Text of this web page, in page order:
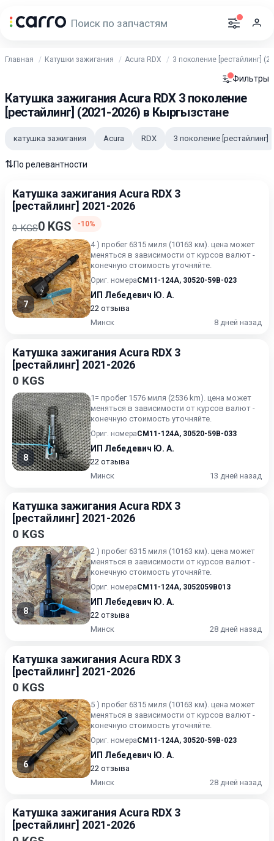
Главная Катушки зажигания Acura RDX 3 поколение [рестайлинг]
Фильтры
Катушка зажигания Acura RDX 3 поколение
[рестайлинг] (2021-2026) в Кыргызстане
катушка зажигания Acura RDX 3 поколение [рестайлинг]
⇅По релевантности
Катушка зажигания Acura RDX 3
[рестайлинг] 2021-2026
0 KGS0 KGS -10%
7
4 ) пробег 6315 миля (10163 км). цена может
меняться в зависимости от курсов валют -
конечную стоимость уточняйте.
Ориг. номераCM11-124A, 30520-59B-023
ИП Лебедевич Ю. А.
22 отзыва
Минск
8 дней назад
Катушка зажигания Acura RDX 3
[рестайлинг] 2021-2026
0 KGS
8
1= пробег 1576 миля (2536 km). цена может
меняться в зависимости от курсов валют -
конечную стоимость уточняйте.
Ориг. номераCM11-124A, 30520-59B-033
ИП Лебедевич Ю. А.
22 отзыва
Минск
13 дней назад
Катушка зажигания Acura RDX 3
[рестайлинг] 2021-2026
0 KGS
8
2 ) пробег 6315 миля (10163 км). цена может
меняться в зависимости от курсов валют -
конечную стоимость уточняйте.
Ориг. номераCM11-124A, 3052059B013
ИП Лебедевич Ю. А.
22 отзыва
Минск
28 дней назад
Катушка зажигания Acura RDX 3
[рестайлинг] 2021-2026
0 KGS
6
5 ) пробег 6315 миля (10163 км). цена может
меняться в зависимости от курсов валют -
конечную стоимость уточняйте.
Ориг. номераCM11-124A, 30520-59B-023
ИП Лебедевич Ю. А.
22 отзыва
Минск
28 дней назад
Катушка зажигания Acura RDX 3
[рестайлинг] 2021-2026